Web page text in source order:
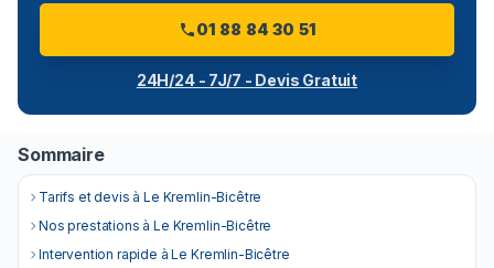
01 88 84 30 51
24H/24 - 7J/7 - Devis Gratuit
Sommaire
Tarifs et devis à Le Kremlin-Bicêtre
Nos prestations à Le Kremlin-Bicêtre
Intervention rapide à Le Kremlin-Bicêtre